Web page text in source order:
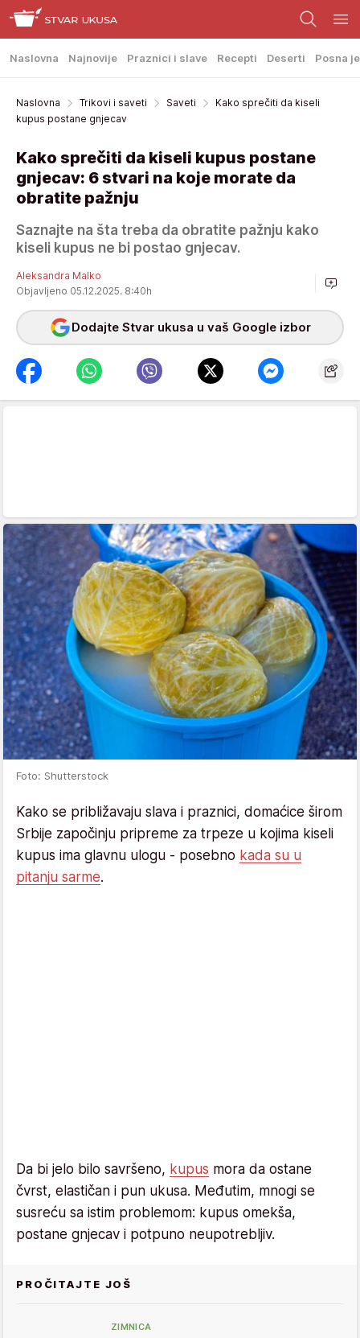
Naslovna Najnovije Praznici i slave Recepti Deserti Posna
Naslovna Trikovi i saveti Saveti
Kako sprečiti da kiseli
kupus postane gnjecav
Kako sprečiti da kiseli kupus postane
gnjecav: 6 stvari na koje morate da
obratite pažnju
Saznajte na šta treba da obratite pažnju kako
kiseli kupus ne bi postao gnjecav.
Aleksandra Malko
Objavljeno 05.12.2025. 8:40h
Dodajte Stvar ukusa u vaš Google izbor
Foto: Shutterstock
Kako se približavaju slava i praznici, domaćice širom
Srbije započinju pripreme za trpeze u kojima kiseli
kupus ima glavnu ulogu - posebno kada su u
pitanju sarme.
Da bi jelo bilo savršeno, kupus mora da ostane
čvrst, elastičan i pun ukusa. Međutim, mnogi se
susreću sa istim problemom: kupus omekša,
postane gnjecav i potpuno neupotrebljiv.
PROČITAJTE JOŠ
ZIMNICA